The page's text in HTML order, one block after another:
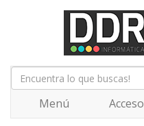
Menú Acceso